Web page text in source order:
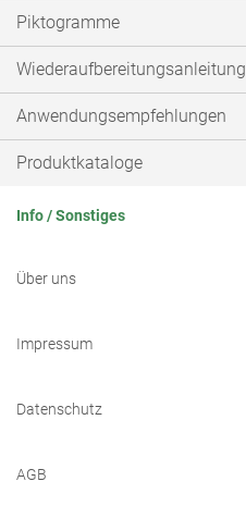
Piktogramme
Wiederaufbereitungsanleitung
Anwendungsempfehlungen
Produktkataloge
Info / Sonstiges
Über uns
Impressum
Datenschutz
AGB